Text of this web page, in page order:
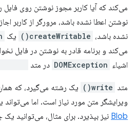
می‌کند که آیا کاربر مجوز نوشتن روی فایل
نوشتن اعطا نشده باشد، مرورگر از کاربر
نشده باشد، createWritable() یک
می‌کند و برنامه قادر به نوشتن در فایل
اشیاء DOMException در متد
متد write()
یک رشته می‌گیرد، که
ویرایشگر متن مورد نیاز است. اما می‌تواند
Blob نیز بپذیرد. برای مثال، می‌توانید